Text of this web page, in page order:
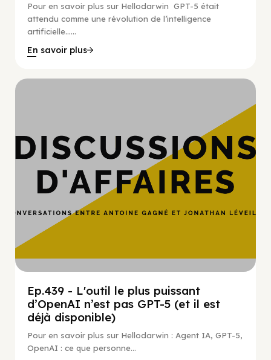
Pour en savoir plus sur Hellodarwin GPT-5 était
attendu comme une révolution de l’intelligence
artificielle…...
En savoir plus
Ep.439 - L'outil le plus puissant
d’OpenAI n’est pas GPT-5 (et il est
déjà disponible)
Pour en savoir plus sur Hellodarwin : Agent IA, GPT-5,
OpenAI : ce que personne...